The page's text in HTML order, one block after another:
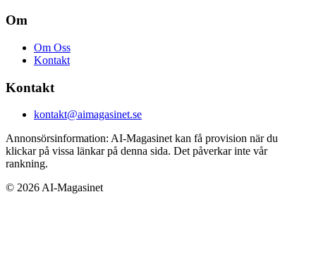
Om
Om Oss
Kontakt
Kontakt
kontakt@aimagasinet.se
Annonsörsinformation: AI-Magasinet kan få provision när du
klickar på vissa länkar på denna sida. Det påverkar inte vår
rankning.
© 2026 AI-Magasinet